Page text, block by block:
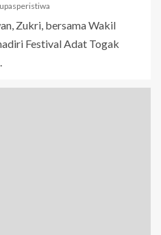
Zukri, bersama Wakil
Festival Adat Togak